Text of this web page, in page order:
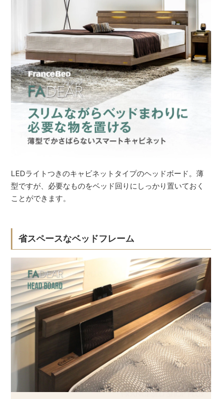
LEDライトつきのキャビネットタイプのヘッドボード。薄
型ですが、必要なものをベッド回りにしっかり置いておく
ことができます。
省スペースなベッドフレーム